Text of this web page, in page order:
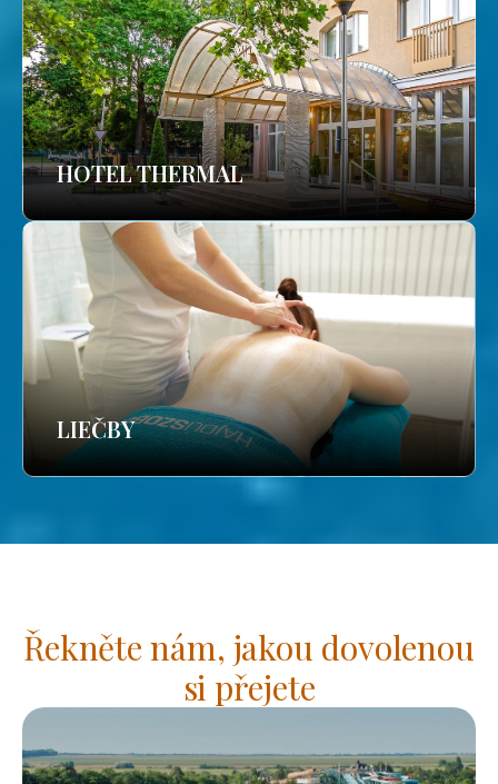
HOTEL THERMAL
LIEČBY
Řekněte nám, jakou dovolenou
si přejete